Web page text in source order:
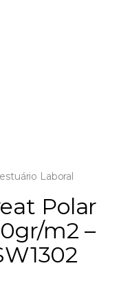
Laboral
Polar
m2 –